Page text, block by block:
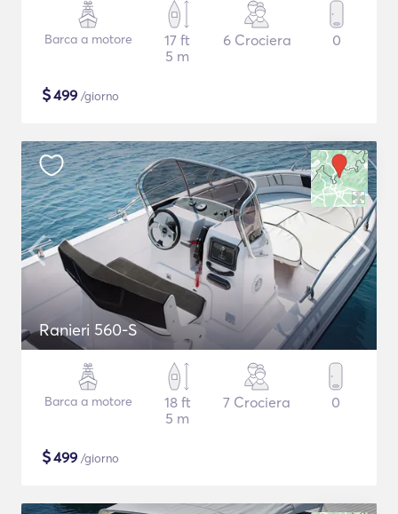
Barca a motore
17 ft
5 m
6 Crociera 0
$499 /giorno
Ranieri 560-S
Barca a motore
18 ft
5 m
7 Crociera 0
$499 /giorno